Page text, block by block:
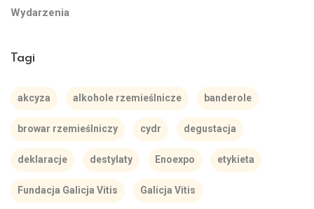
Wydarzenia
Tagi
akcyza alkohole rzemieślnicze banderole
browar rzemieślniczy cydr degustacja
deklaracje destylaty Enoexpo etykieta
Fundacja Galicja Vitis Galicja Vitis